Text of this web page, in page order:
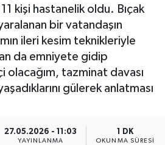
kişi hastanelik oldu. Bıçak
bir vatandaşın
ileri kesim teknikleriyle
da emniyete gidip
olacağım, tazminat davası
gülerek anlatması
27.05.2026 - 11:03
YAYINLANMA
1 DK
OKUNMA SÜRESI